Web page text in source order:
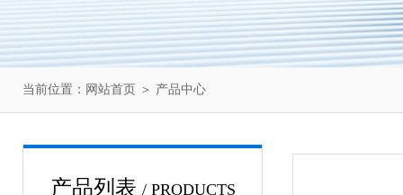
当前位置： 网站首页 ＞ 产品中心
产品列表 / PRODUCTS